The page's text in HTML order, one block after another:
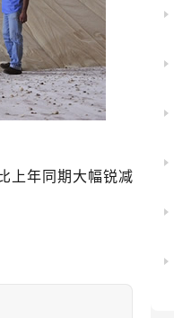
上年同期大幅锐减